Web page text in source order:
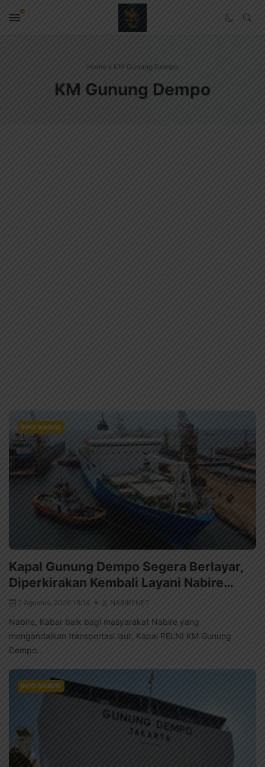
Home » KM Gunung Dempo
KM Gunung Dempo
INFO NABIRE
Kapal Gunung Dempo Segera Berlayar,
Diperkirakan Kembali Layani Nabire…
7 Agustus, 2026 18:14 NABIRENET
Nabire, Kabar baik bagi masyarakat Nabire yang
mengandalkan transportasi laut. Kapal PELNI KM Gunung
Dempo...
INFO NABIRE